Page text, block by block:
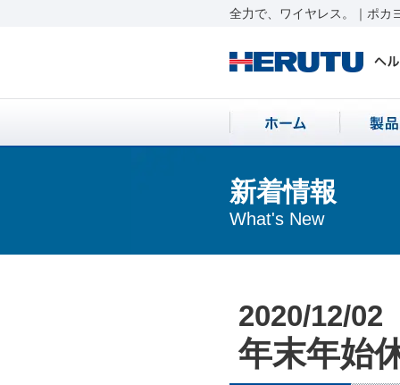
全力で、ワイヤレス。｜ポカ
新着情報
What's New
2020/12/02
年末年始